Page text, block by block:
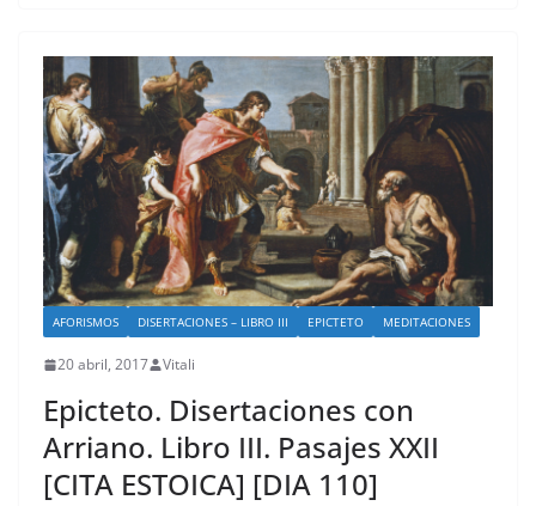
AFORISMOS DISERTACIONES – LIBRO III EPICTETO MEDITACIONES
20 abril, 2017 Vitali
Epicteto. Disertaciones con
Arriano. Libro III. Pasajes XXII
[CITA ESTOICA] [DIA 110]